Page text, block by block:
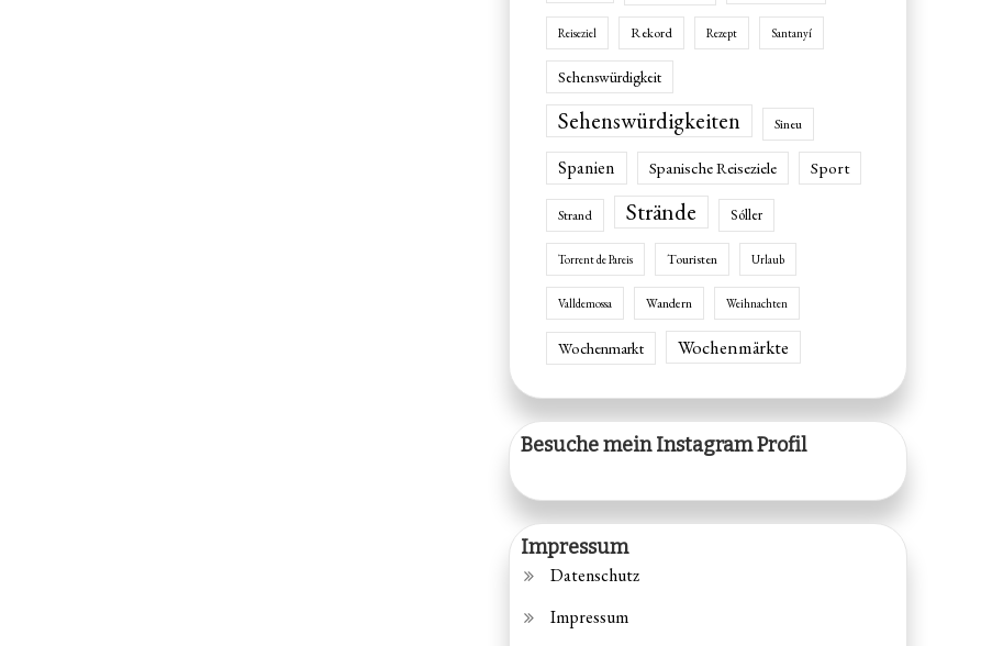
Reiseziel Rekord Rezept Santanyí
Sehenswürdigkeit
Sehenswürdigkeiten Sineu
Spanien Spanische Reiseziele Sport
Strand Strände Sóller
Torrent de Pareis Touristen Urlaub
Valldemossa Wandern Weihnachten
Wochenmarkt Wochenmärkte
Besuche mein Instagram Profil
Impressum
Datenschutz
Impressum